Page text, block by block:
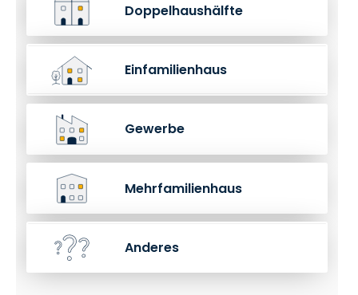
Doppelhaushälfte
Einfamilienhaus
Gewerbe
Mehrfamilienhaus
Anderes